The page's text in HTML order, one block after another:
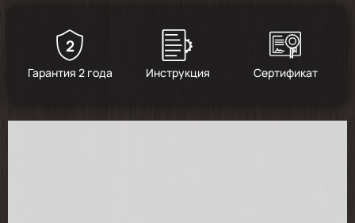
2
Гарантия 2 года Инструкция Сертификат